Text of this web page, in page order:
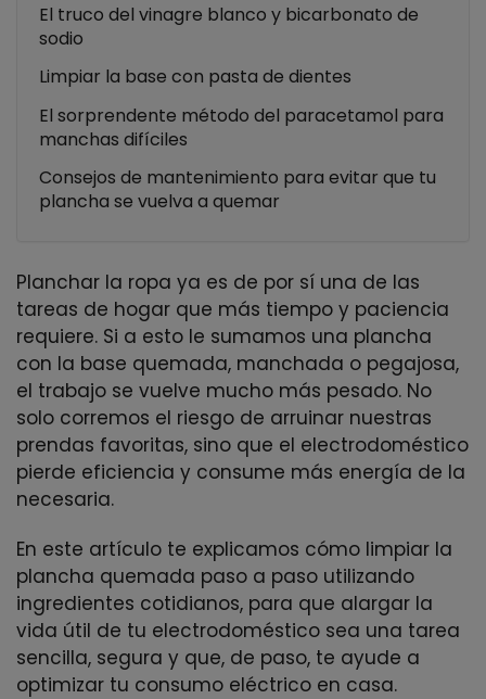
El truco del vinagre blanco y bicarbonato de
sodio
Limpiar la base con pasta de dientes
El sorprendente método del paracetamol para
manchas difíciles
Consejos de mantenimiento para evitar que tu
plancha se vuelva a quemar
Planchar la ropa ya es de por sí una de las
tareas de hogar que más tiempo y paciencia
requiere. Si a esto le sumamos una plancha
con la base quemada, manchada o pegajosa,
el trabajo se vuelve mucho más pesado. No
solo corremos el riesgo de arruinar nuestras
prendas favoritas, sino que el electrodoméstico
pierde eficiencia y consume más energía de la
necesaria.
En este artículo te explicamos cómo limpiar la
plancha quemada paso a paso utilizando
ingredientes cotidianos, para que alargar la
vida útil de tu electrodoméstico sea una tarea
sencilla, segura y que, de paso, te ayude a
optimizar tu consumo eléctrico en casa.